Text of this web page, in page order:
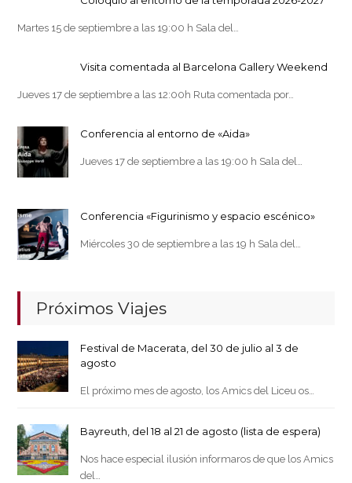
Martes 15 de septiembre a las 19:00 h Sala del…
Visita comentada al Barcelona Gallery Weekend
Jueves 17 de septiembre a las 12:00h Ruta comentada por…
Conferencia al entorno de «Aida»
Jueves 17 de septiembre a las 19:00 h Sala del…
Conferencia «Figurinismo y espacio escénico»
Miércoles 30 de septiembre a las 19 h Sala del…
Próximos Viajes
Festival de Macerata, del 30 de julio al 3 de
agosto
El próximo mes de agosto, los Amics del Liceu os…
Bayreuth, del 18 al 21 de agosto (lista de espera)
Nos hace especial ilusión informaros de que los Amics
del…